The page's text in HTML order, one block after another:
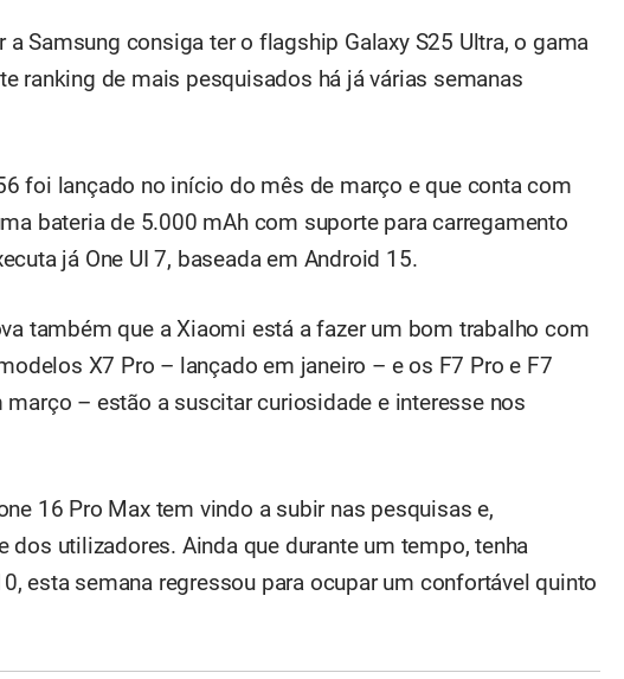
a Samsung consiga ter o flagship Galaxy S25 Ultra, o gama
ranking de mais pesquisados há já várias semanas
foi lançado no início do mês de março e que conta com
bateria de 5.000 mAh com suporte para carregamento
já One UI 7, baseada em Android 15.
também que a Xiaomi está a fazer um bom trabalho com
X7 Pro – lançado em janeiro – e os F7 Pro e F7
– estão a suscitar curiosidade e interesse nos
16 Pro Max tem vindo a subir nas pesquisas e,
dos utilizadores. Ainda que durante um tempo, tenha
esta semana regressou para ocupar um confortável quinto